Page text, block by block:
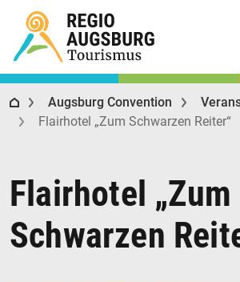
Regio Augsburg Tourismus
Augsburg Convention
Flairhotel „Zum Schwarzen Reiter“
Flairhotel „Zum
Schwarzen